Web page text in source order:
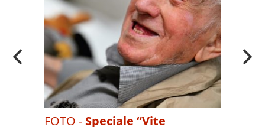
FOTO - Speciale “Vite